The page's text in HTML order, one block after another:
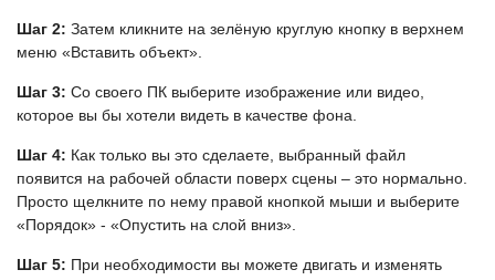
Шаг 2: Затем кликните на зелёную круглую кнопку в верхнем
меню «Вставить объект».
Шаг 3: Со своего ПК выберите изображение или видео,
которое вы бы хотели видеть в качестве фона.
Шаг 4: Как только вы это сделаете, выбранный файл
появится на рабочей области поверх сцены – это нормально.
Просто щелкните по нему правой кнопкой мыши и выберите
«Порядок» - «Опустить на слой вниз».
Шаг 5: При необходимости вы можете двигать и изменять